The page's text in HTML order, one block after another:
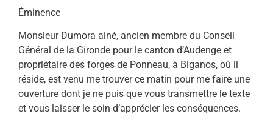
Éminence
Monsieur Dumora ainé, ancien membre du Conseil
Général de la Gironde pour le canton d’Audenge et
propriétaire des forges de Ponneau, à Biganos, où il
réside, est venu me trouver ce matin pour me faire une
ouverture dont je ne puis que vous transmettre le texte
et vous laisser le soin d’apprécier les conséquences.